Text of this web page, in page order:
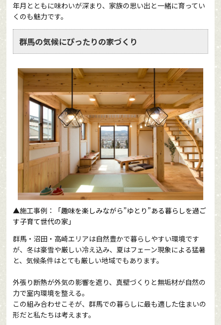
年月とともに味わいが深まり、家族の思い出と一緒に育ってい
くのも魅力です。
群馬の気候にぴったりの家づくり
▲施工事例：
「趣味を楽しみながら”ゆとり”ある暮らしを過ご
す子育て世代の家」
群馬・沼田・高崎エリアは自然豊かで暮らしやすい環境です
が、冬は豪雪や厳しい冷え込み、夏はフェーン現象による猛暑
と、気候条件はとても厳しい地域でもあります。
外張り断熱が外気の影響を遮り、真壁づくりと無垢材が自然の
力で室内環境を整える。
この組み合わせこそが、群馬での暮らしに最も適した住まいの
形だと私たちは考えます。